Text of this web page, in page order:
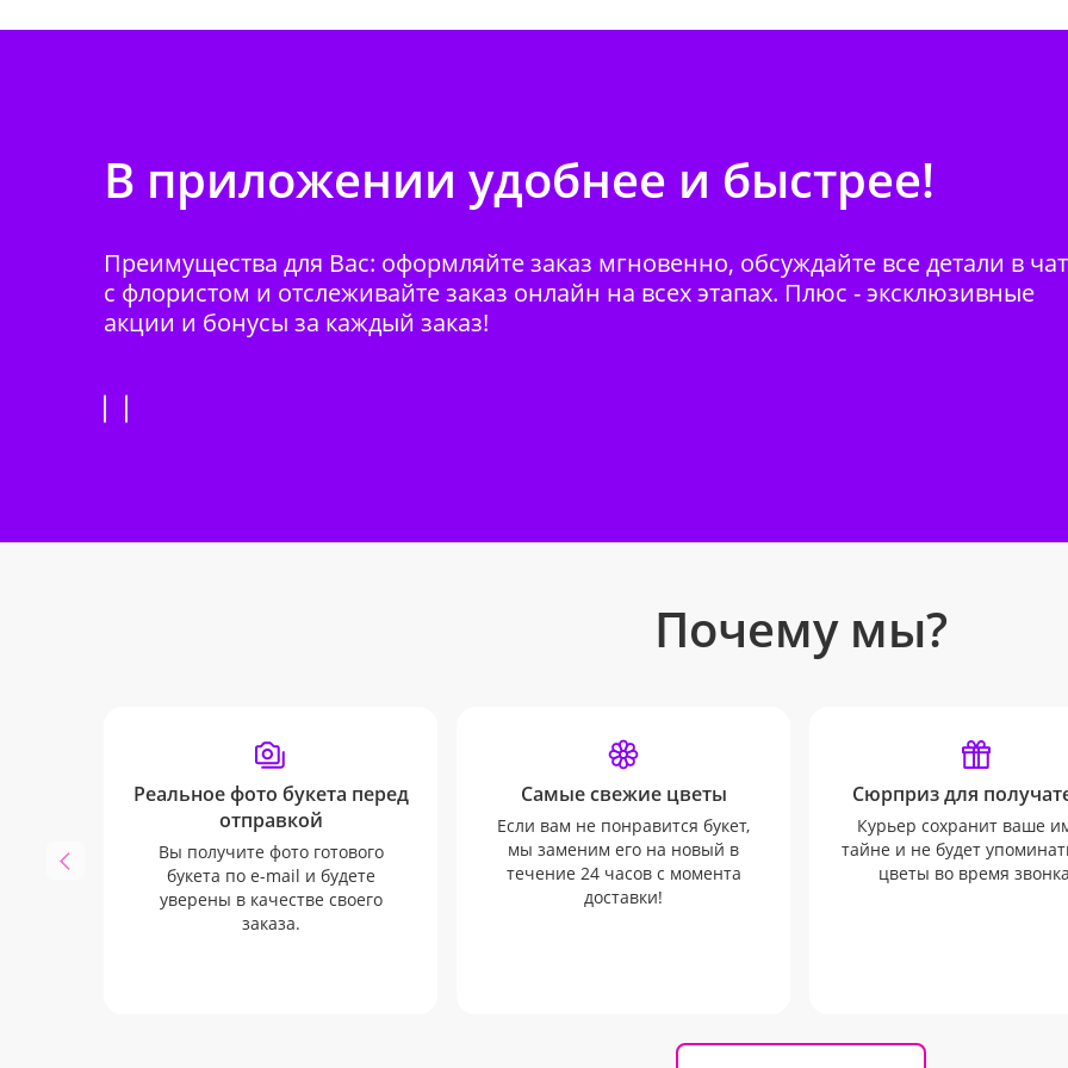
В приложении удобнее и быстрее!
Преимущества для Вас: оформляйте заказ мгновенно, обсуждайте все детали в
с флористом и отслеживайте заказ онлайн на всех этапах. Плюс - эксклюзивные
акции и бонусы за каждый заказ!
Почему мы?
Реальное фото букета перед
отправкой
Вы получите фото готового
букета по e-mail и будете
уверены в качестве своего
заказа.
Самые свежие цветы
Если вам не понравится букет,
мы заменим его на новый в
течение 24 часов с момента
доставки!
Сюрприз для
Курьер сохранит ваше
тайне и не будет
цветы во время